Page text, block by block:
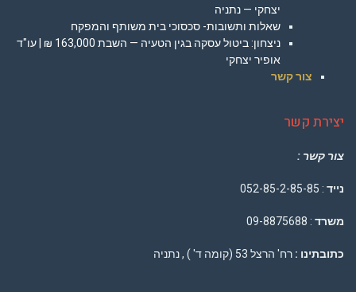
יצחקי — נתניה
שאלות ותשובות- סכסוכי בית משותף והמפקח
ניצחון: ביטול עסקה בגין הטעיה — השבת 163,000 ₪ | עו"ד
אופיר יצחקי
צור קשר
יצירת קשר
צור קשר :
נייד : 052-85-2-85-85
משרד : 09-8875688
כתובתינו : רח' הרצל 53 (קומה ד' ) , נתניה